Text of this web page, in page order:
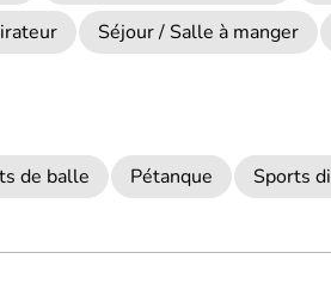
Séjour / Salle à manger
de balle Pétanque Sports